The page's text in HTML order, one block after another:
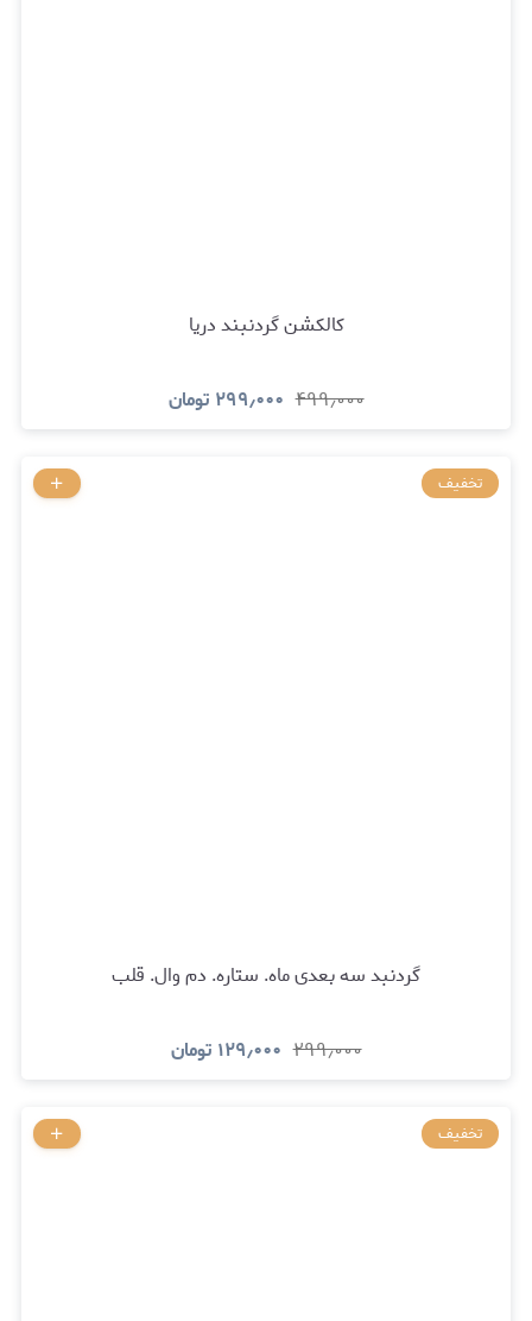
کالکشن گردنبند دریا
۴۹۹٫۰۰۰ ۲۹۹٫۰۰۰ تومان
تخفیف
گردنبد سه بعدی ماه. ستاره. دم وال. قلب
۲۹۹٫۰۰۰ ۱۲۹٫۰۰۰ تومان
تخفیف